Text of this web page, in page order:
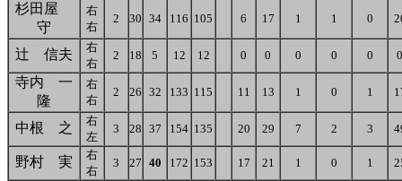
杉田屋
守
右
右
2 30 34 116 105 6 17 1 1 0
辻 信夫
右
右
2 18 5 12 12 0 0 0 0 0 0
寺内 一
隆
右
右
2 26 32 133 115 11 13 1 0 1
中根 之
右
左
3 28 37 154 135 20 29 7 2 3
野村 実
右
右
3 27 40 172 153 17 21 1 0 1